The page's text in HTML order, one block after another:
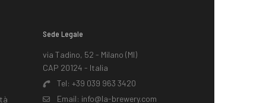
Sede Legale
via Tadino, 52 - Milano (MI)
CAP 20124 - Italia
Tel:+39 039 963 3420
Email: info@la-brewery.com